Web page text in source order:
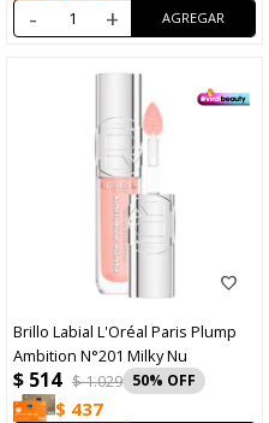
- +
Brillo Labial L'Oréal Paris Plump
Ambition N°201 Milky Nu
$ 514 $1.029 50
$ 437